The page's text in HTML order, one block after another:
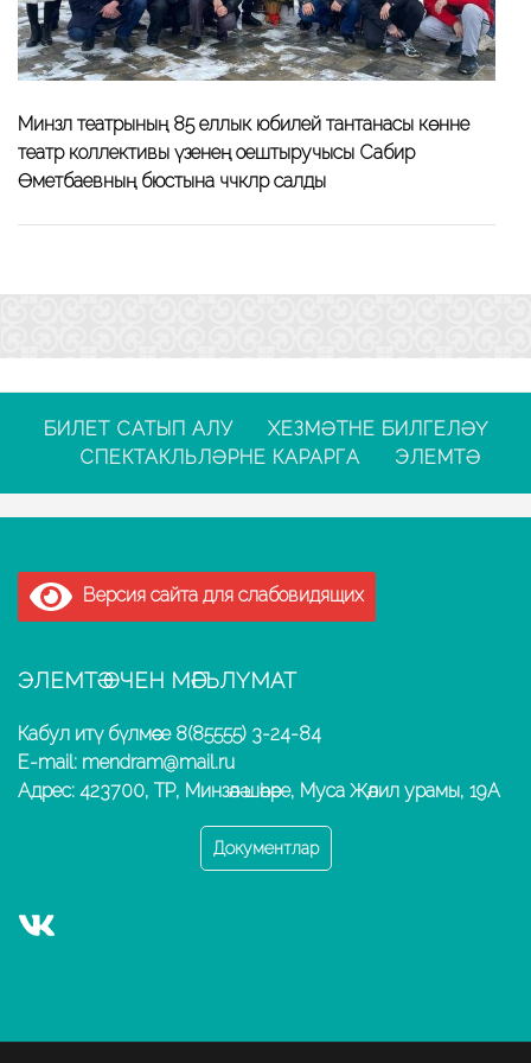
Минзәлә театрының 85 еллык юбилей тантанасы көнне
театр коллективы үзенең оештыручысы Сабир
Өметбаевның бюстына чәчәкләр салды
БИЛЕТ САТЫП АЛУ
ХЕЗМӘТНЕ БИЛГЕЛӘҮ
СПЕКТАКЛЬЛӘРНЕ КАРАРГА
ЭЛЕМТӘ
Версия сайта для слабовидящих
ЭЛЕМТӘ ӨЧЕН МӘГЪЛҮМАТ
Кабул итү бүлмәсе 8(85555) 3-24-84
E-mail: mendram@mail.ru
Адрес: 423700, ТР, Минзәлә шәһәре, Муса Җәлил урамы, 19А
Документлар